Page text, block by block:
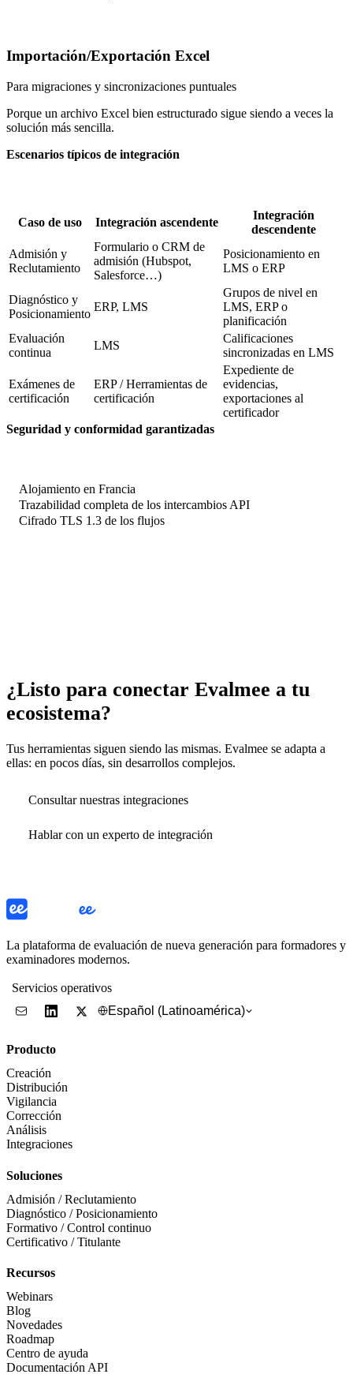
Importación/Exportación Excel
Para migraciones y sincronizaciones puntuales
Porque un archivo Excel bien estructurado sigue siendo a veces la
solución más sencilla.
Escenarios típicos de integración
Caso de uso Integración ascendente
Integración
descendente
Admisión y
Reclutamiento
Formulario o CRM de
admisión (Hubspot,
Salesforce…)
Posicionamiento en
LMS o ERP
Diagnóstico y
Posicionamiento
ERP, LMS
Grupos de nivel en
LMS, ERP o
planificación
Evaluación
continua
LMS
Calificaciones
sincronizadas en LMS
Exámenes de
certificación
ERP / Herramientas de
certificación
Expediente de
evidencias,
exportaciones al
certificador
Seguridad y conformidad garantizadas
Alojamiento en Francia
Trazabilidad completa de los intercambios API
Cifrado TLS 1.3 de los flujos
¿Listo para conectar Evalmee a tu
ecosistema?
Tus herramientas siguen siendo las mismas. Evalmee se adapta a
ellas: en pocos días, sin desarrollos complejos.
Consultar nuestras integraciones
Hablar con un experto de integración
La plataforma de evaluación de nueva generación para formadores y
examinadores modernos.
Servicios operativos
Español (Latinoamérica)
Producto
Creación
Distribución
Vigilancia
Corrección
Análisis
Integraciones
Soluciones
Admisión / Reclutamiento
Diagnóstico / Posicionamiento
Formativo / Control continuo
Certificativo / Titulante
Recursos
Webinars
Blog
Novedades
Roadmap
Centro de ayuda
Documentación API